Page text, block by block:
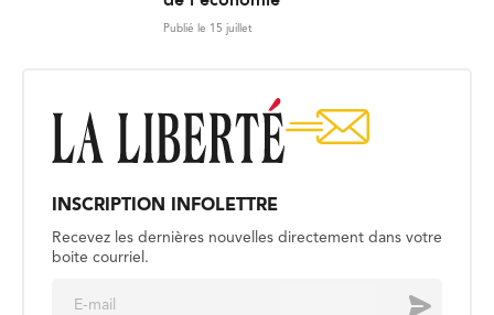
Publié le 15 juillet
INSCRIPTION INFOLETTRE
Recevez les dernières nouvelles directement dans votre
boite courriel.
Envoyer